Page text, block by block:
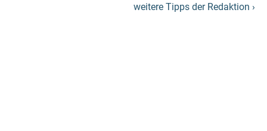
weitere Tipps der Redaktion ›